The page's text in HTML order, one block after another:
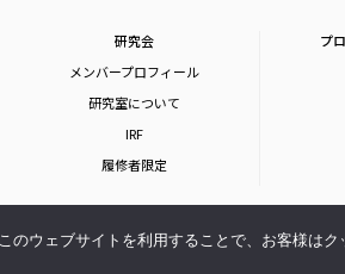
研究会
メンバープロフィール
研究室について
IRF
履修者限定
プ
このウェブサイトを利用することで、お客様は